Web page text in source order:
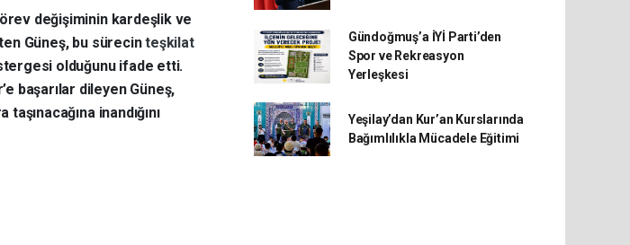
değişiminin kardeşlik ve
Güneş, bu sürecinteşkilat
olduğunu ifade etti.
başarılar dileyen Güneş,
inandığını
Gündoğmuş’a İYİ Parti’den
Spor ve Rekreasyon
Yerleşkesi
Yeşilay’dan Kur’an Kurslarında
Bağımlılıkla Mücadele Eğitimi